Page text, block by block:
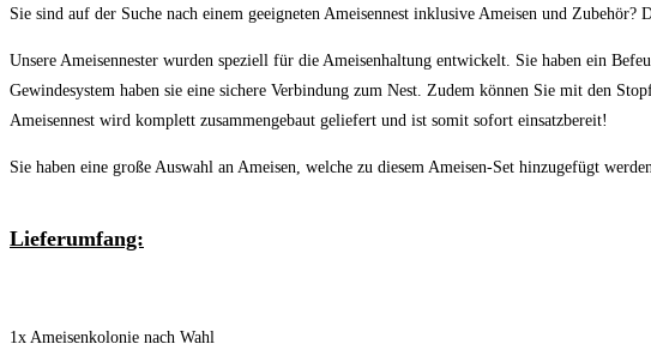
Sie sind auf der Suche nach einem geeigneten Ameisennest inklusive Ameisen und
Unsere Ameisennester wurden speziell für die Ameisenhaltung entwickelt. Sie haben ein
Gewindesystem haben sie eine sichere Verbindung zum Nest. Zudem können Sie mit den
Ameisennest wird komplett zusammengebaut geliefert und ist somit sofort einsatzbereit!
Sie haben eine große Auswahl an Ameisen, welche zu diesem Ameisen-Set hinzugefügt
Lieferumfang:
1x Ameisenkolonie nach Wahl